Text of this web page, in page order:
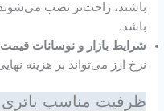
باشند، راحت‌تر نصب
باشد.
شرایط بازار و نوسانات
نرخ ارز می‌تواند بر هزینه
ظرفیت مناسب باتری